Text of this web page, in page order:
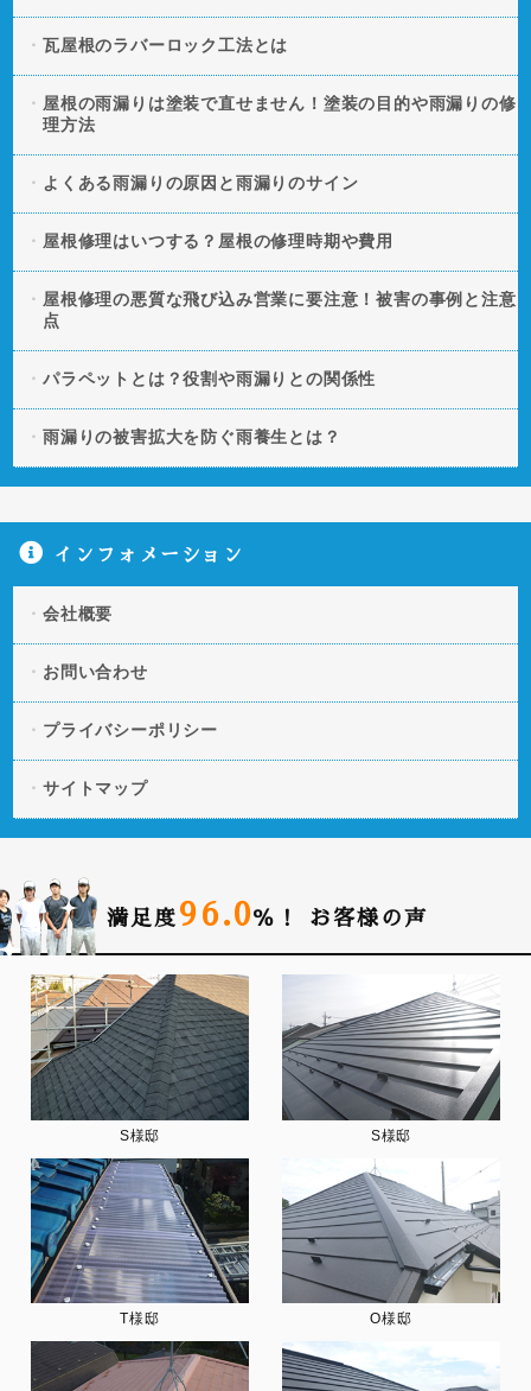
瓦屋根のラバーロック工法とは
屋根の雨漏りは塗装で直せません！塗装の目的や雨漏りの修
理方法
よくある雨漏りの原因と雨漏りのサイン
屋根修理はいつする？屋根の修理時期や費用
屋根修理の悪質な飛び込み営業に要注意！被害の事例と注意
点
パラペットとは？役割や雨漏りとの関係性
雨漏りの被害拡大を防ぐ雨養生とは？
インフォメーション
会社概要
お問い合わせ
プライバシーポリシー
サイトマップ
満足度 96.0％！ お客様の声
S様邸 S様邸
T様邸 O様邸